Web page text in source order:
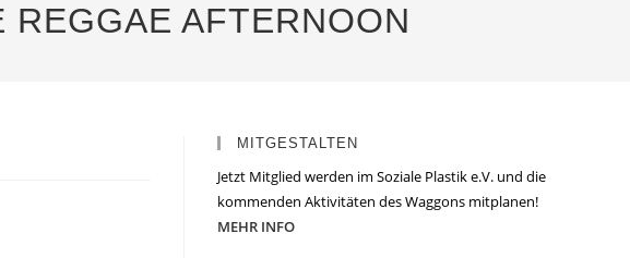
AFTERNOON
MITGESTALTEN
Jetzt Mitglied werden im Soziale Plastik e.V. und die
kommenden Aktivitäten des Waggons mitplanen!
MEHR INFO